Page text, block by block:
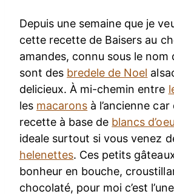
Depuis une semaine que je
cette recette de Baisers au
amandes, connu sous le nom
sont des bredele de Noel
delicieux. À mi-chemin entre
les macarons à l’ancienne car
recette à base de blancs
ideale surtout si vous venez
helenettes. Ces petits
bonheur en bouche,
chocolaté, pour moi c’est